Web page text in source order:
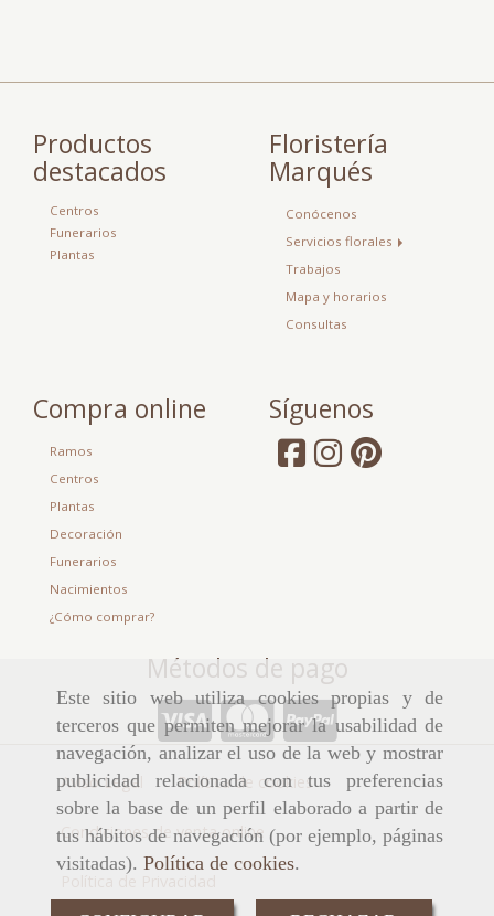
Este sitio web utiliza cookies propias y de
terceros que permiten mejorar la usabilidad de
navegación, analizar el uso de la web y mostrar
publicidad relacionada con tus preferencias
sobre la base de un perfil elaborado a partir de
tus hábitos de navegación (por ejemplo, páginas
visitadas). Política de cookies.
Productos
destacados
Centros
Funerarios
Plantas
Floristería
Marqués
Conócenos
Servicios florales
Trabajos
Mapa y horarios
Consultas
Compra online
Ramos
Centros
Plantas
Decoración
Funerarios
Nacimientos
¿Cómo comprar?
Síguenos
Métodos de pago
Aviso Legal Política de cookies
Condiciones de venta online
Política de Privacidad